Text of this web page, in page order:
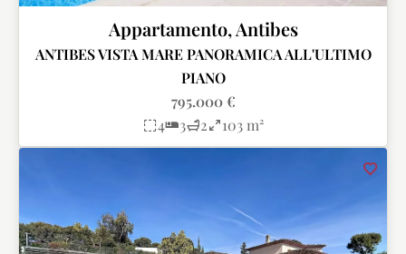
Appartamento, Antibes
ANTIBES VISTA MARE PANORAMICA ALL'ULTIMO
PIANO
795.000 €
4
3 2 103 m²